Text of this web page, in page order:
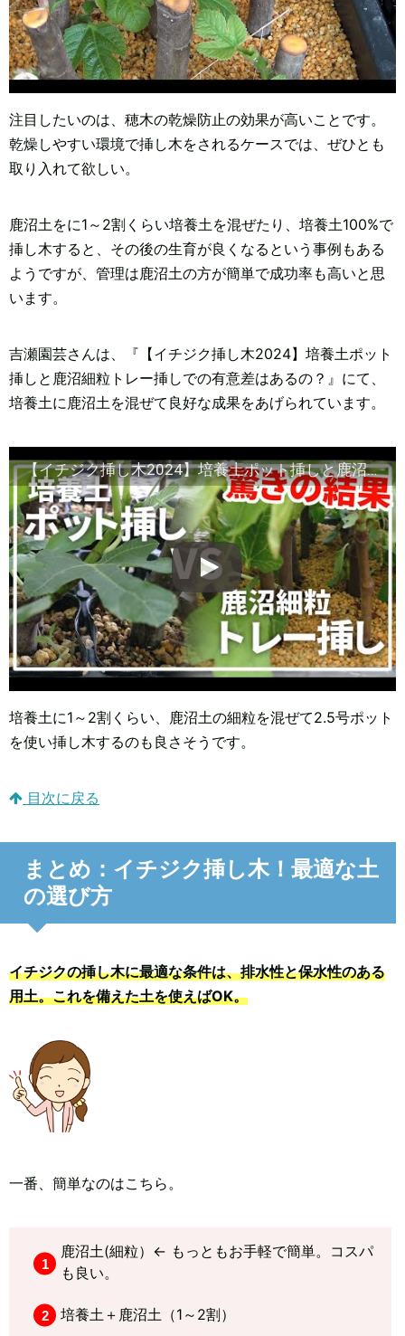
注目したいのは、穂木の乾燥防止の効果が高いことです。
乾燥しやすい環境で挿し木をされるケースでは、ぜひとも
取り入れて欲しい。
鹿沼土をに1～2割くらい培養土を混ぜたり、培養土100%で
挿し木すると、その後の生育が良くなるという事例もある
ようですが、管理は鹿沼土の方が簡単で成功率も高いと思
います。
吉瀬園芸さんは、『【イチジク挿し木2024】培養土ポット
挿しと鹿沼細粒トレー挿しでの有意差はあるの？』にて、
培養土に鹿沼土を混ぜて良好な成果をあげられています。
【イチジク挿し木2024】培養土ポット挿しと鹿沼細粒トレー挿しでの有意差はあるの？
培養土に1～2割くらい、鹿沼土の細粒を混ぜて2.5号ポット
を使い挿し木するのも良さそうです。
目次に戻る
まとめ：イチジク挿し木！最適な土
の選び方
イチジクの挿し木に最適な条件は、排水性と保水性のある
用土。これを備えた土を使えばOK。
一番、簡単なのはこちら。
鹿沼土(細粒）← もっともお手軽で簡単。コスパ
も良い。
培養土＋鹿沼土（1～2割）